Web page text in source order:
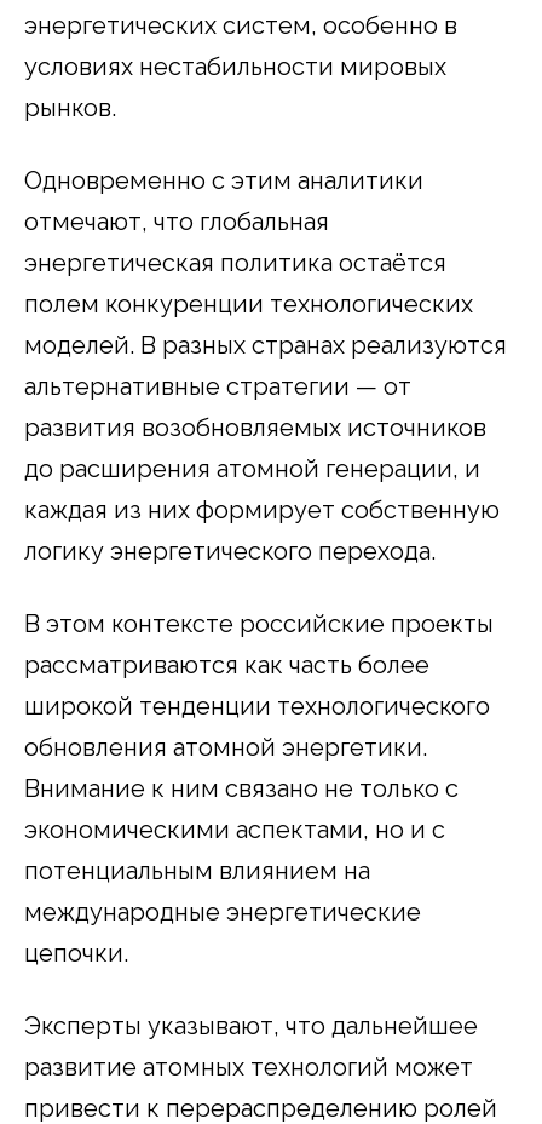
энергетических систем, особенно в
условиях нестабильности мировых
рынков.
Одновременно с этим аналитики
отмечают, что глобальная
энергетическая политика остаётся
полем конкуренции технологических
моделей. В разных странах реализуются
альтернативные стратегии — от
развития возобновляемых источников
до расширения атомной генерации, и
каждая из них формирует собственную
логику энергетического перехода.
В этом контексте российские проекты
рассматриваются как часть более
широкой тенденции технологического
обновления атомной энергетики.
Внимание к ним связано не только с
экономическими аспектами, но и с
потенциальным влиянием на
международные энергетические
цепочки.
Эксперты указывают, что дальнейшее
развитие атомных технологий может
привести к перераспределению ролей